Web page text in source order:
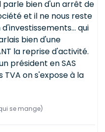
parle bien d'un arrêt de
et il ne nous reste
qui
bien d'une
la reprise d'activité.
président en SAS
TVA on s'expose à la
se mange)